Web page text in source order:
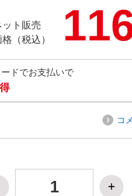
ット販売
（税込）
ドでお支払いで
コ